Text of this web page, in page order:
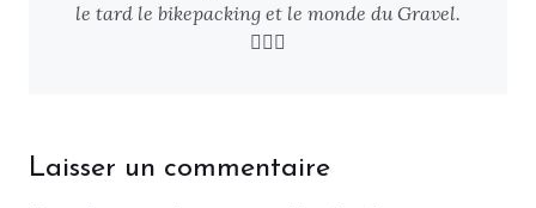
le tard le bikepacking et le monde du Gravel.
🚴🏻‍♂️
Laisser un commentaire